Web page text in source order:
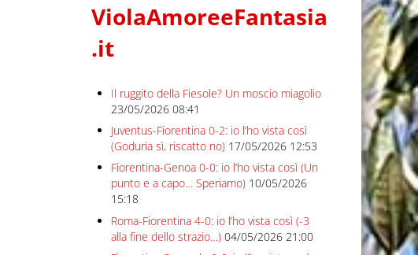
ViolaAmoreeFantasia
.it
Il ruggito della Fiesole? Un moscio miagolio
23/05/2026 08:41
Juventus-Fiorentina 0-2: io l’ho vista così
(Goduria sì, riscatto no) 17/05/2026 12:53
Fiorentina-Genoa 0-0: io l’ho vista così (Un
punto e a capo… Speriamo) 10/05/2026
15:18
Roma-Fiorentina 4-0: io l’ho vista così (-3
alla fine dello strazio…) 04/05/2026 21:00